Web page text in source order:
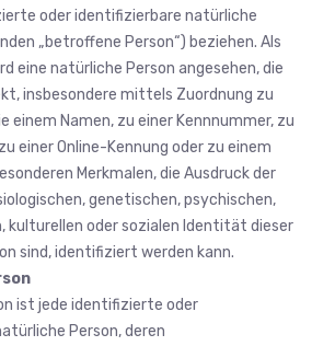
oder identifizierbare natürliche
„betroffene Person“) beziehen. Als
eine natürliche Person angesehen, die
insbesondere mittels Zuordnung zu
einem Namen, zu einer Kennnummer, zu
einer Online-Kennung oder zu einem
Merkmalen, die Ausdruck der
genetischen, psychischen,
oder sozialen Identität dieser
sind, identifiziert werden kann.
ist jede identifizierte oder
Person, deren